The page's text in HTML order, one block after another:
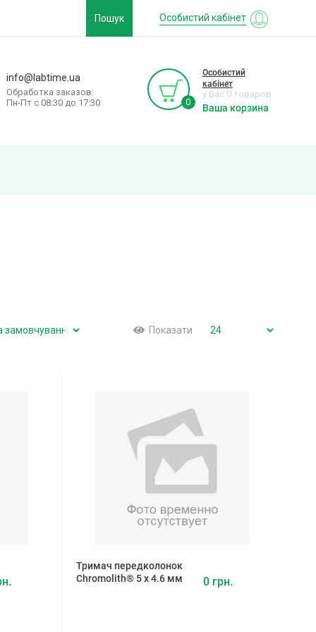
Пошук Особистий кабінет
info@labtime.ua
Обработка заказов:
Пн-Пт с 08:30 до 17:30
0
Особистий
кабінет
у Вас 0 товаров
Ваша корзина
Показати
Тримач передколонок
Chromolith® 5 х 4.6 мм
0 грн.